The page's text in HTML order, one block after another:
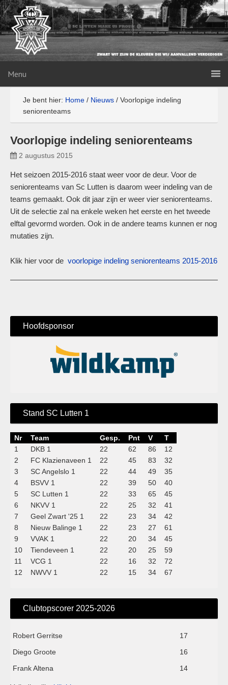
Menu
Je bent hier: Home / Nieuws / Voorlopige indeling
seniorenteams
Voorlopige indeling seniorenteams
2 augustus 2015
Het seizoen 2015-2016 staat weer voor de deur. Voor de
seniorenteams van Sc Lutten is daarom weer indeling van de
teams gemaakt. Ook dit jaar zijn er weer vier seniorenteams.
Uit de selectie zal na enkele weken het eerste en het tweede
elftal gevormd worden. Ook in de andere teams kunnen er nog
mutaties zijn.
Klik hier voor de voorlopige indeling seniorenteams 2015-2016
Hoofdsponsor
Stand SC Lutten 1
Nr Team Gesp. Pnt V
T
1
DKB 1 22 62 86
12
2
FC Klazienaveen 1 22 45 83
32
3
SC Angelslo 1 22 44 49
35
4
BSVV 1 22 39 50
40
5
SC Lutten 1 22 33 65
45
6
NKVV 1 22 25 32
41
7
Geel Zwart '25 1 22 23 34
42
8
Nieuw Balinge 1 22 23 27
61
9
VVAK 1 22 20 34
45
10
Tiendeveen 1 22 20 25
59
11
VCG 1 22 16 32
72
12
NWVV 1 22 15 34 67
Clubtopscorer 2025-2026
Robert Gerritse
17
Diego Groote
16
Frank Altena
14